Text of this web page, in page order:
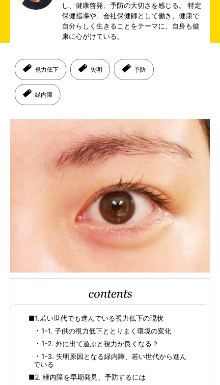
し、健康啓発、予防の大切さを感じる。 特定
保健指導や、会社保健師として働き、健康で
自分らしく生きることをテーマに、自身も健
康に心がけている。
視力低下 失明 予防
緑内障
contents
■1.若い世代でも進んでいる視力低下の現状
1-1. 子供の視力低下ととりまく環境の変化
1-2. 外に出て遊ぶと視力が良くなる？
1-3. 失明原因となる緑内障、若い世代から進ん
でいる
■2. 緑内障を早期発見、予防するには